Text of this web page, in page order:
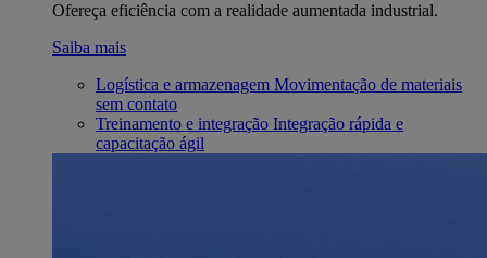
Ofereça eficiência com a realidade aumentada industrial.
Saiba mais
Logística e armazenagem Movimentação de materiais
sem contato
Treinamento e integração Integração rápida e
capacitação ágil